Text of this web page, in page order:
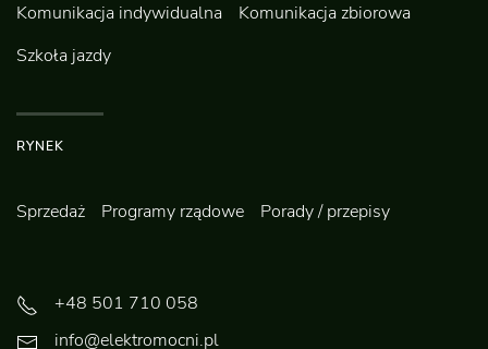
Komunikacja indywidualna
Komunikacja zbiorowa
Szkoła jazdy
RYNEK
Sprzedaż Programy rządowe Porady / przepisy
+48 501 710 058
info@elektromocni.pl